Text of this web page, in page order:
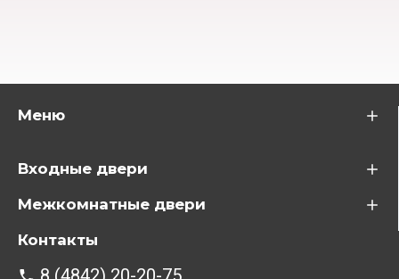
Меню
Входные двери
Межкомнатные двери
Контакты